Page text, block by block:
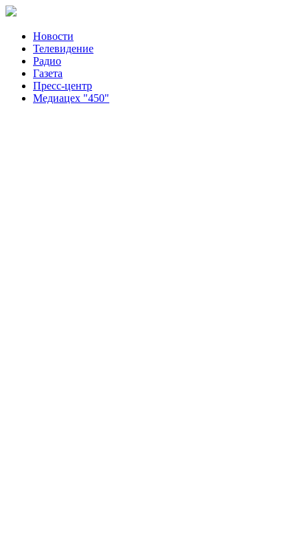
Новости
Телевидение
Радио
Газета
Пресс-центр
Медиацех "450"